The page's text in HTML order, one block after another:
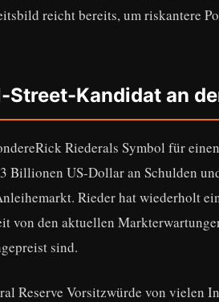
reicht bereits, um riskantere
Kandidat an
Riederals Symbol für
Billionen US-Dollar an Schulden
Rieder hat wiederholt
von den aktuellen
sind.
Reserve Vorsitzwürde von vielen